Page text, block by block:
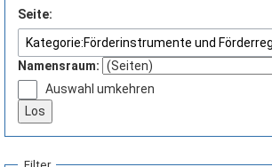
Spezialseiten
Über BlueSpice
Datenschutz
Über Wiki Durchblick
Seite:
Namensraum:
Auswahl umkehren